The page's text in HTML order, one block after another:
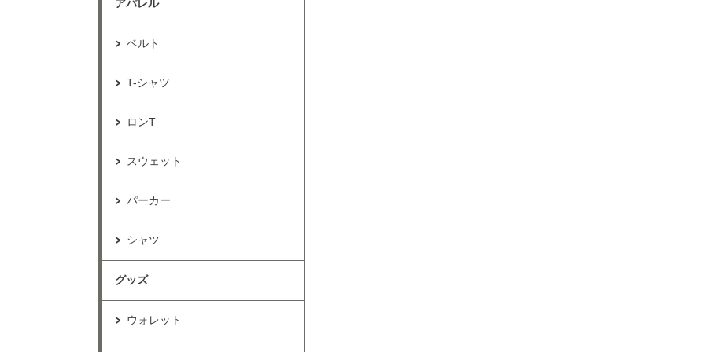
アパレル
ベルト
T-シャツ
ロンT
スウェット
パーカー
シャツ
グッズ
ウォレット